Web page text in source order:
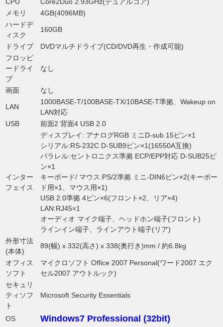
CPU
Core2Duo 2.93GHz(デュアルコア)
メモリ
4GB(4096MB)
ハードデ
ィスク
160GB
ドライブ
DVDマルチドライブ(CD/DVD再生・作成可能)
フロッピ
ードライ
ブ
なし
画面 なし
LAN
1000BASE-T/100BASE-TX/10BASE-T準拠、Wakeup on
LAN対応
USB
前面2 背面4 USB 2.0
インター
フェイス
ディスプレイ: アナログRGB ミニD-sub 15ピン×1
シリアル:RS-232C D-SUB9ピン×1(16550A互換)
パラレル:セントロニクス準拠 ECP/EPP対応 D-SUB25ピ
ン×1
キーボード/ マウス:PS/2準拠 ミニ-DIN6ピン×2(キーボー
ド用×1、マウス用×1)
USB 2.0準拠 4ピン×6(フロント×2、リア×4)
LAN:RJ45×1
オーディオ マイク端子、ヘッドホン端子(フロント)
ラインイン端子、ラインアウト端子(リア)
外形寸法
(本体)
89(幅) x 332(高さ) x 338(奥行き)mm / 約6.8kg
オフィス
ソフト
マイクロソフト Office 2007 Personal(ワード2007 エク
セル2007 アウトルック)
セキュリ
ティソフ
ト
Microsoft Security Essentials
OS Windows7 Professional (32bit)